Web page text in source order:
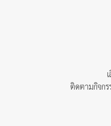
ติดตามกิจก